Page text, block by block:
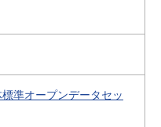
準オープンデータセッ